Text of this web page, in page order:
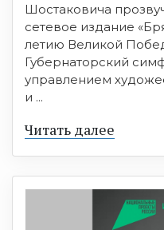
Шостаковича
сетевое издание
летию Великой
Губернаторский
управлением
и ...
Читать далее